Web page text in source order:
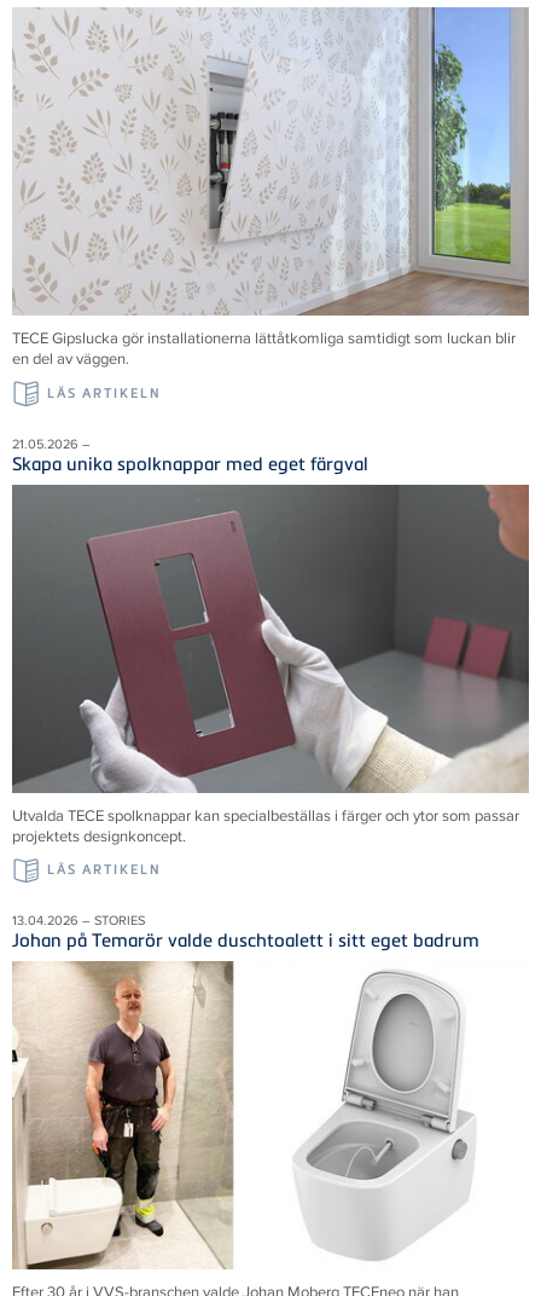
TECE Gipslucka gör installationerna lättåtkomliga samtidigt som luckan blir
en del av väggen.
LÄS ARTIKELN
21.05.2026 –
Skapa unika spolknappar med eget färgval
Utvalda TECE spolknappar kan specialbeställas i färger och ytor som passar
projektets designkoncept.
LÄS ARTIKELN
13.04.2026 – STORIES
Johan på Temarör valde duschtoalett i sitt eget badrum